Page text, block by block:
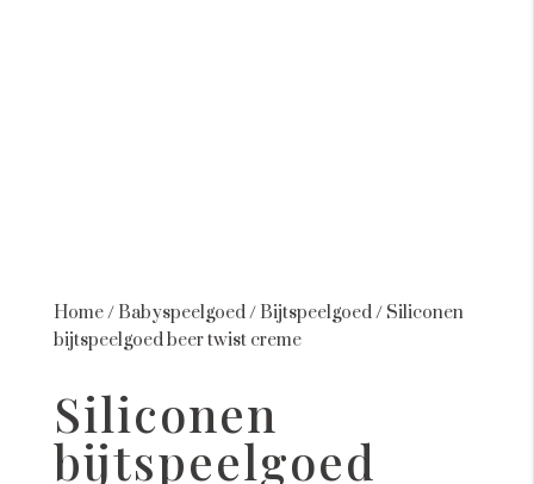
Home/ Babyspeelgoed/ Bijtspeelgoed/ Siliconen
bijtspeelgoed beer twist creme
Siliconen
bijtspeelgoed